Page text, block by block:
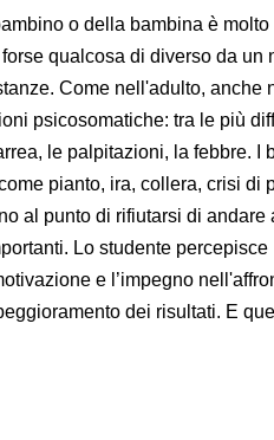
o della bambina è
qualcosa di diverso da un
Come nell'adulto, anche
psicosomatiche: tra le più
le palpitazioni, la febbre. I
pianto, ira, collera, crisi di
al punto di rifiutarsi di andare
Lo studente percepisce
e l’impegno
dei risultati. E